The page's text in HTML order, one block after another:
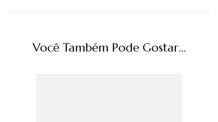
Você Também Pode Gostar...